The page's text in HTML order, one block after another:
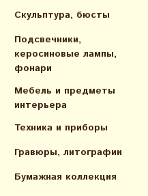
Скульптура, бюсты
Подсвечники,
керосиновые лампы,
фонари
Мебель и предметы
интерьера
Техника и приборы
Гравюры, литографии
Бумажная коллекция